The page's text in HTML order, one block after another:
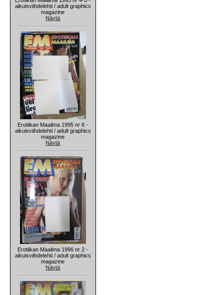
aikuisviihdelehti / adult graphics
magazine
Näytä
Erotiikan Maailma 1995 nr 8 -
aikuisviihdelehti / adult graphics
magazine
Näytä
Erotiikan Maailma 1996 nr 2 -
aikuisviihdelehti / adult graphics
magazine
Näytä